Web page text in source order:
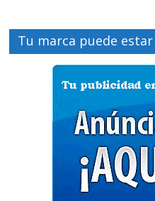
Tu marca puede